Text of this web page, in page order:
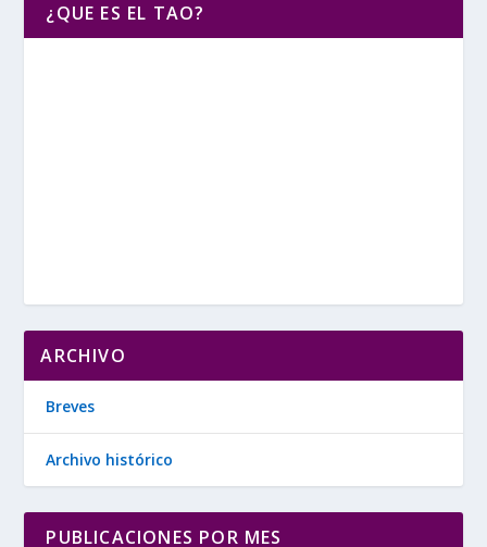
¿QUE ES EL TAO?
ARCHIVO
Breves
Archivo histórico
PUBLICACIONES POR MES